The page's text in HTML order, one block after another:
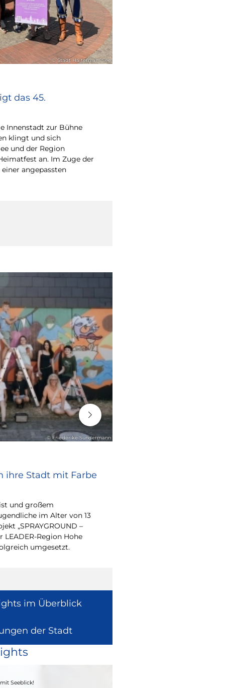
© Stadt Haltern am See
das 45.
Innenstadt zur Bühne
klingt und sich
und der Region
an. Im Zuge der
angepassten
© Friederike Sundermann
ihre Stadt mit Farbe
und großem
im Alter von 13
„SPRAYGROUND –
Region Hohe
umgesetzt.
im Überblick
der Stadt
Seeblick!